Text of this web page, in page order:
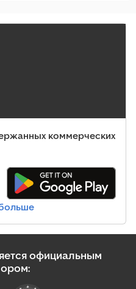
автоматический,
коммерческих
официальным